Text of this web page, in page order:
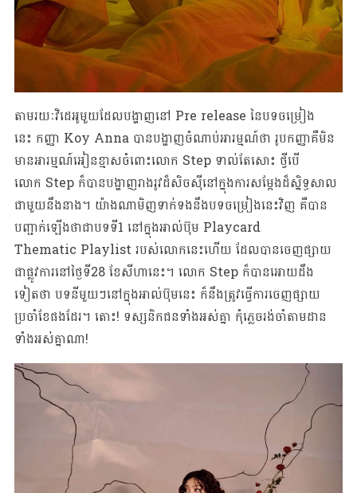
តាមរយៈវិដេអូមួយដែលបង្ហាញនៅ Pre release នៃបទចម្រៀង
នេះ កញ្ញា Koy Anna បានបង្ហាញចំណាប់អារម្មណ៍ថា រូបកញ្ញាគឺមិន
មានអារម្មណ៍អៀនខ្មាសចំពោះលោក Step ទាល់តែសោះ ថ្វីបើ
លោក Step ក៏បានបង្ហាញរាងរូវដ៏សិចស៊ីនៅក្នុងការសម្តែងដ៏ស្និទ្ធសាល
ជាមួយនឹងនាង។ យ៉ាងណាមិញទាក់ទងនឹងបទចម្រៀងនេះវិញ គឺបាន
បញ្ជាក់ឡើងថាជាបទទី1 នៅក្នុងអាល់ប៊ុម Playcard
Thematic Playlist របស់លោកនេះហើយ ដែលបានចេញផ្សាយ
ជាផ្លូវការនៅថ្ងៃទី28 ខែសីហានេះ។ លោក Step ក៏បានអោយដឹង
ទៀតថា បទនីមួយៗនៅក្នុងអាល់ប៊ុមនេះ ក៏នឹងត្រូវធ្វើការចេញផ្សាយ
ប្រចាំខែផងដែរ។ តោះ!​​​ ទស្សនិកជនទាំងអស់គ្នា កុំភ្លេចរង់ចាំតាមដាន
ទាំងអស់គ្នាណា!